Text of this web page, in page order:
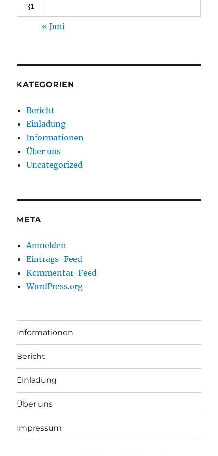
31
« Juni
KATEGORIEN
Bericht
Einladung
Informationen
Über uns
Uncategorized
META
Anmelden
Eintrags-Feed
Kommentar-Feed
WordPress.org
Informationen
Bericht
Einladung
Über uns
Impressum